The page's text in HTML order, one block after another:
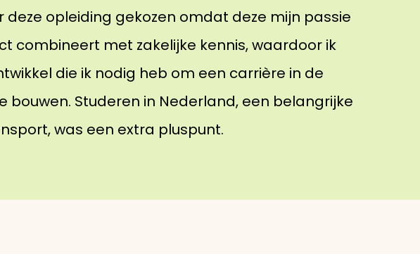
deze opleiding gekozen omdat deze mijn passie
combineert met zakelijke kennis, waardoor ik
die ik nodig heb om een carrière in de
bouwen. Studeren in Nederland, een belangrijke
was een extra pluspunt.